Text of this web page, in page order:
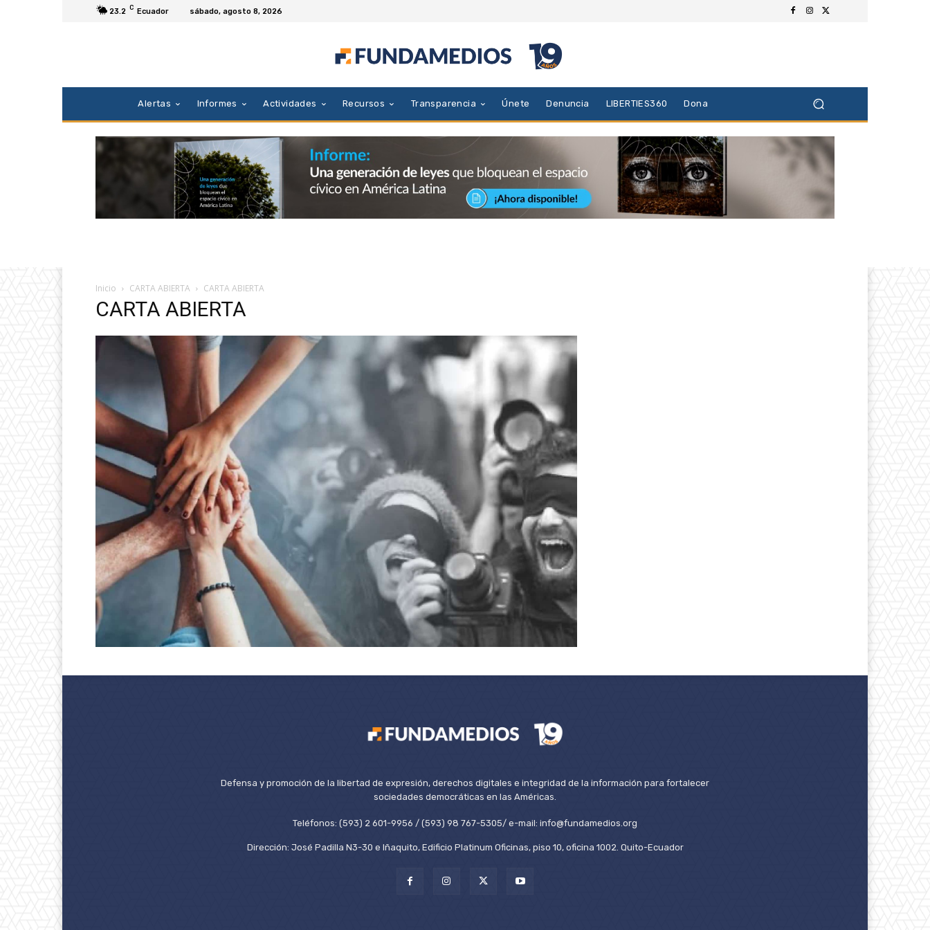
23.2 C Ecuador sábado, agosto 8, 2026
Alertas Informes Actividades Recursos Transparencia Únete Denuncia LIBERTIES360 Dona
Inicio CARTA ABIERTA CARTA ABIERTA
CARTA ABIERTA
Defensa y promoción de la libertad de expresión, derechos digitales e integridad de la información para fortalecer
sociedades democráticas en las Américas.
Teléfonos: (593) 2 601-9956 / (593) 98 767-5305/ e-mail: info@fundamedios.org
Dirección: José Padilla N3-30 e Iñaquito, Edificio Platinum Oficinas, piso 10, oficina 1002. Quito-Ecuador